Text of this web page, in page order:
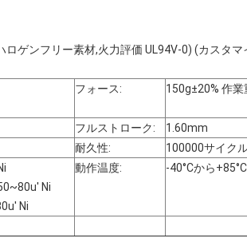
ロゲンフリー素材,火力評価 UL94V-0) (カスタマ
フォース: 150g±20% 作業
フルストローク:
1.60mm
耐久性:
100000サイク
Ni
Ni
動作温度: -40°Cから+85°C